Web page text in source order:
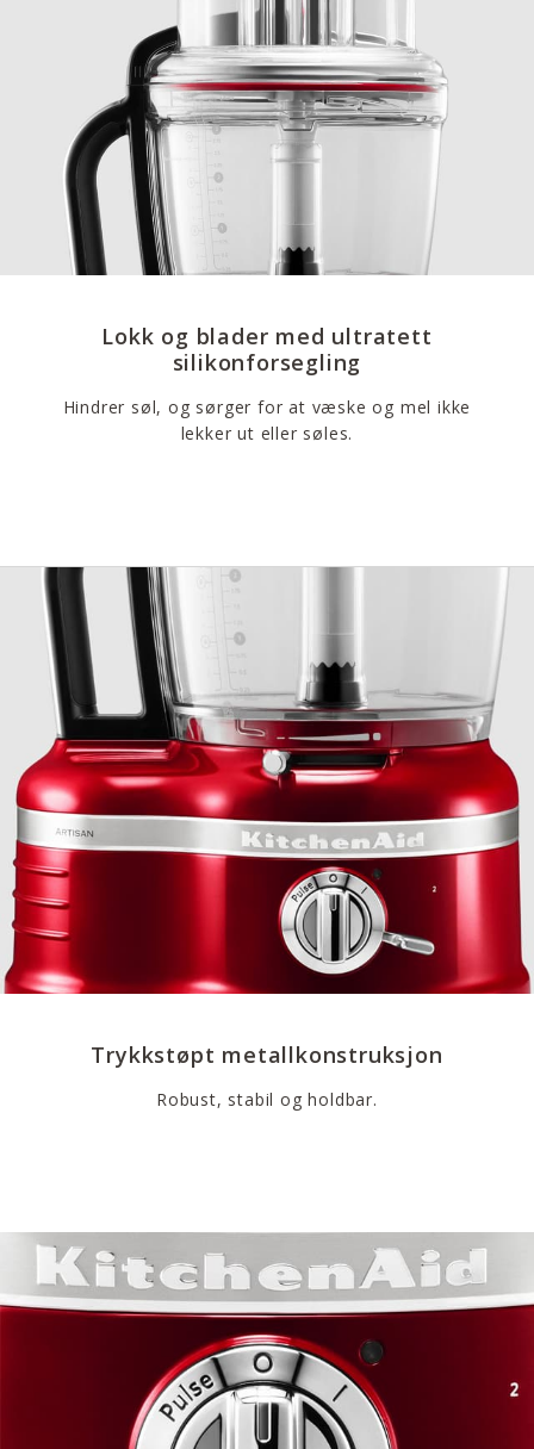
Lokk og blader med ultratett
silikonforsegling
Hindrer søl, og sørger for at væske og mel ikke
lekker ut eller søles.
Trykkstøpt metallkonstruksjon
Robust, stabil og holdbar.